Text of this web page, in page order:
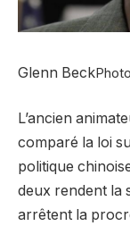
Glenn Beck
L’ancien
comparé la loi
politique
deux rendent la
arrêtent la